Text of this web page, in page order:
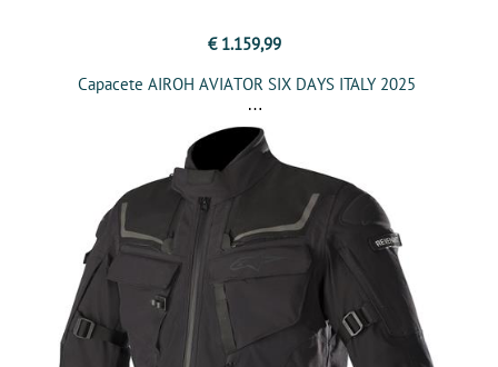
€ 1.159,99
Capacete AIROH AVIATOR SIX DAYS ITALY 2025